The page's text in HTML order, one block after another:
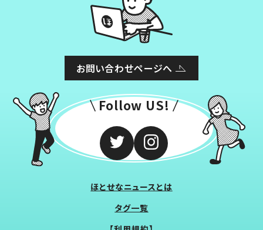
お問い合わせページへ
Follow US!
ほとせなニュースとは
タグ一覧